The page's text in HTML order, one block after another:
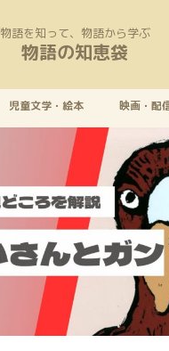
物語を知って、物語から学ぶ
物語の知恵袋
児童文学・絵本 映画・配